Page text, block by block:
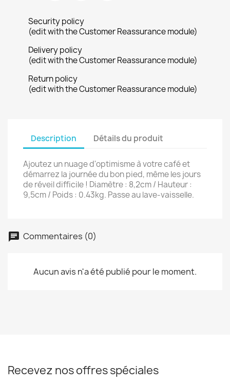
Security policy
(edit with the Customer Reassurance module)
Delivery policy
(edit with the Customer Reassurance module)
Return policy
(edit with the Customer Reassurance module)
Description Détails du produit
Ajoutez un nuage d'optimisme à votre café et
démarrez la journée du bon pied, même les jours
de réveil difficile ! Diamètre : 8,2cm / Hauteur :
9,5cm / Poids : 0.43kg. Passe au lave-vaisselle.
Commentaires (0)
Aucun avis n'a été publié pour le moment.
Recevez nos offres spéciales
Annuler Créer une liste d'envies